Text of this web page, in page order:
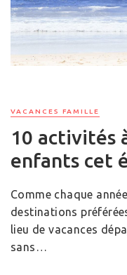
VACANCES FAMILLE
10 activités
enfants cet
Comme chaque
destinations
lieu de vacances
sans…